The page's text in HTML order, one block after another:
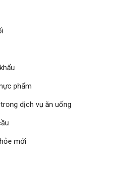
phẩm
dịch vụ ăn uống
mới